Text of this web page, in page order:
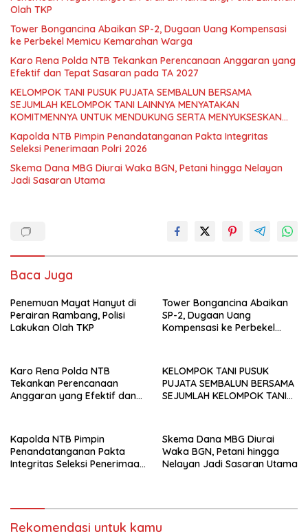
Olah TKP
Tower Bongancina Abaikan SP-2, Dugaan Uang Kompensasi
ke Perbekel Memicu Kemarahan Warga
Karo Rena Polda NTB Tekankan Perencanaan Anggaran yang
Efektif dan Tepat Sasaran pada TA 2027
KELOMPOK TANI PUSUK PUJATA SEMBALUN BERSAMA
SEJUMLAH KELOMPOK TANI LAINNYA MENYATAKAN
KOMITMENNYA UNTUK MENDUKUNG SERTA MENYUKSESKAN
KHUSUSNYA PROGRAM BANTUAN BENIH BAWANG PUTIH DARI
APBN 2026.
Kapolda NTB Pimpin Penandatanganan Pakta Integritas
Seleksi Penerimaan Polri 2026
Skema Dana MBG Diurai Waka BGN, Petani hingga Nelayan
Jadi Sasaran Utama
Baca Juga
Penemuan Mayat Hanyut di
Perairan Rambang, Polisi
Lakukan Olah TKP
Tower Bongancina Abaikan
SP-2, Dugaan Uang
Kompensasi ke Perbekel
Karo Rena Polda NTB
Tekankan Perencanaan
Anggaran yang Efektif dan
KELOMPOK TANI PUSUK
PUJATA SEMBALUN BERSAMA
SEJUMLAH KELOMPOK TANI
MENDUKUNG SERTA
MENYUKSESKAN PROGRAM
PEMERINTAH DI SEKTOR
HORTIKULTURA, KHUSUSNYA
2026.
Kapolda NTB Pimpin
Penandatanganan Pakta
Integritas Seleksi Penerimaan
Skema Dana MBG Diurai
Waka BGN, Petani hingga
Nelayan Jadi Sasaran Utama
Rekomendasi untuk kamu